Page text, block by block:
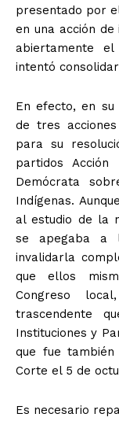
presentado por
en una acción
abiertamente
intentó
En efecto, en
de tres acciones
para su
partidos Acción
Demócrata
Indígenas.
al estudio de la
se apegaba a
invalidarla
que ellos
Congreso
trascendente
Instituciones y
que fue
Corte el 5 de
Es necesario